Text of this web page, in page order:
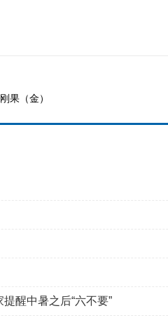
果（金）
醒中暑之后“六不要”